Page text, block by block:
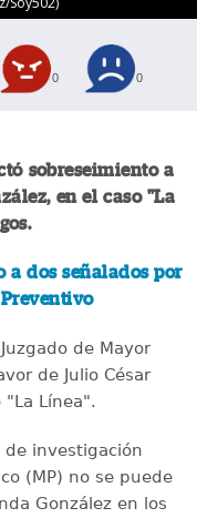
0 0
sobreseimiento a
en el caso "La
a dos señalados por
de Mayor
de Julio César
"La Línea".
investigación
(MP) no se puede
González en los